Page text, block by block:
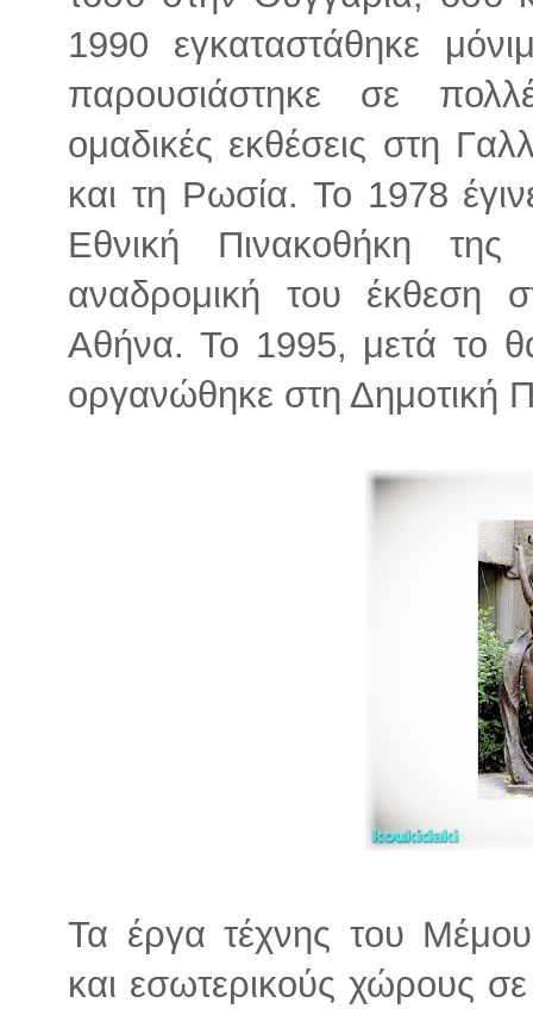
1990 εγκαταστάθηκε
παρουσιάστηκε σε
ομαδικές εκθέσεις στη
και τη Ρωσία. Το 1978
Εθνική Πινακοθήκη
αναδρομική του έκθεση
Αθήνα. Το 1995, μετά το
οργανώθηκε στη Δημοτική
Τα έργα τέχνης του
και εσωτερικούς χώρους